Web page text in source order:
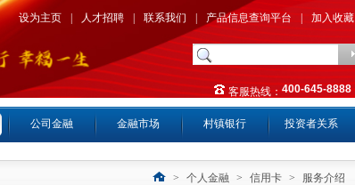
设为主页 人才招聘 联系我们 产品信息查询平台 加入收藏
客服热线：400-645-8888
公司金融 金融市场 村镇银行 投资者关系
> 个人金融 > 信用卡 > 服务介绍